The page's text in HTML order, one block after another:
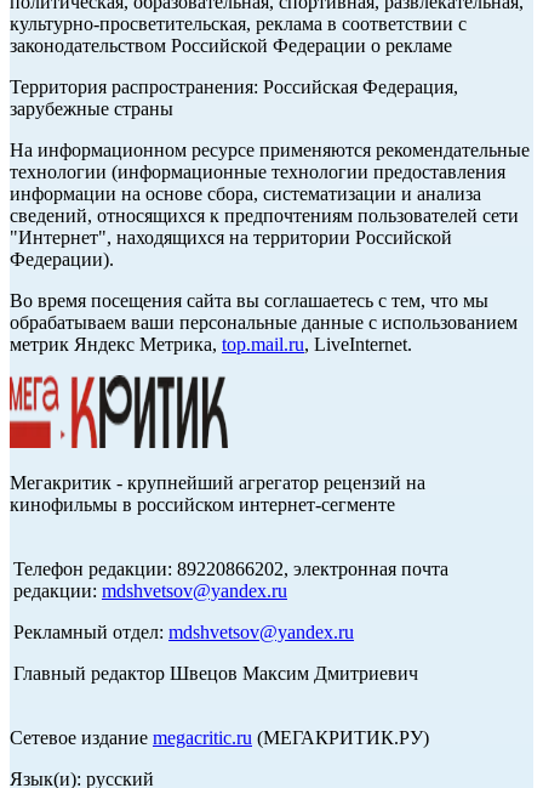
культурно-просветительская, реклама в соответствии с
законодательством Российской Федерации о рекламе
Территория распространения: Российская Федерация,
зарубежные страны
На информационном ресурсе применяются рекомендательные
технологии (информационные технологии предоставления
информации на основе сбора, систематизации и анализа
сведений, относящихся к предпочтениям пользователей сети
"Интернет", находящихся на территории Российской
Федерации).
Во время посещения сайта вы соглашаетесь с тем, что мы
обрабатываем ваши персональные данные с использованием
метрик Яндекс Метрика, top.mail.ru, LiveInternet.
Мегакритик - крупнейший агрегатор рецензий на
кинофильмы в российском интернет-сегменте
Телефон редакции: 89220866202, электронная почта
редакции: mdshvetsov@yandex.ru
Рекламный отдел: mdshvetsov@yandex.ru
Главный редактор Швецов Максим Дмитриевич
Сетевое издание megacritic.ru (МЕГАКРИТИК.РУ)
Язык(и): русский